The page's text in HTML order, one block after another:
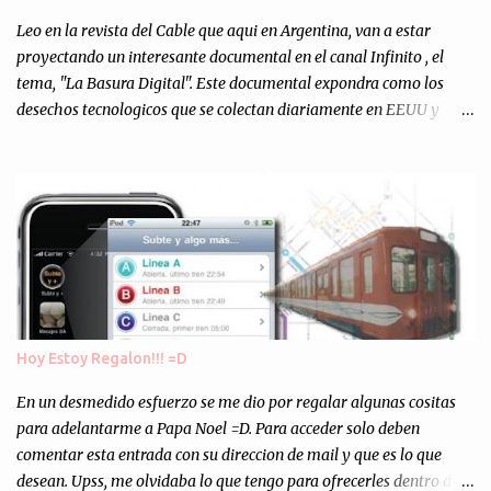
escuchándonos y viendo como grabamos el semanario es, para mi
personalmente, un éxito y un logro sin precedentes. Sinceram...
Leo en la revista del Cable que aqui en Argentina, van a estar
proyectando un interesante documental en el canal Infinito , el
tema, "La Basura Digital". Este documental expondra como los
desechos tecnologicos que se colectan diariamente en EEUU y
Asi, todos los residuos sonincinerados produciendo lo que los
ambientalistas llaman "La Pesadilla de la Edad Cibernetica". La
transmision es el Domingo 2 de diciembre a las 21:00 hs. Me
parecio muy interesante, no creo que lo pueda ver por la hora, asi
que los comentarios los dejo en sus manos...
Hoy Estoy Regalon!!! =D
En un desmedido esfuerzo se me dio por regalar algunas cositas
para adelantarme a Papa Noel =D. Para acceder solo deben
comentar esta entrada con su direccion de mail y que es lo que
desean. Upss, me olvidaba lo que tengo para ofrecerles dentro de